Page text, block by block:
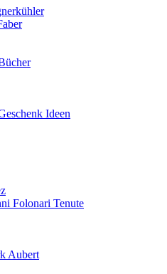
Ideen
Folonari Tenute
Aubert